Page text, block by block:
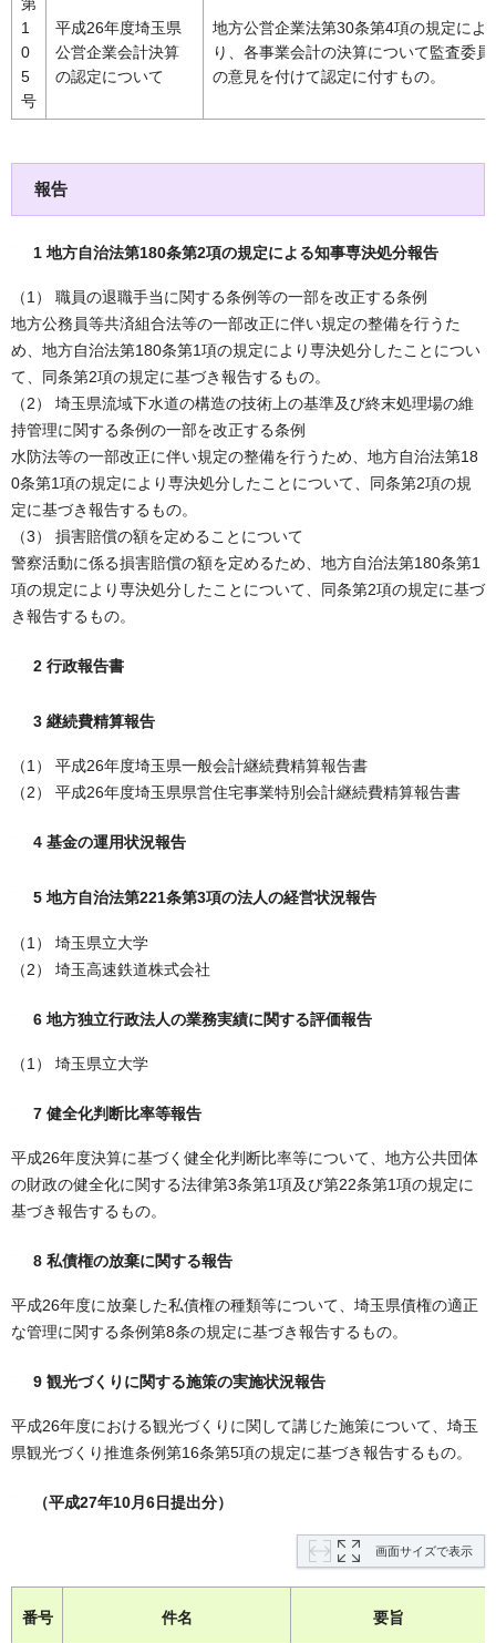
第
1
0
5
号
平成26年度埼玉県
公営企業会計決算
の認定について
地方公営企業法第30条第4項の規定によ
り、各事業会計の決算について監査委員
の意見を付けて認定に付すもの。
報告
1 地方自治法第180条第2項の規定による知事専決処分報告
（1） 職員の退職手当に関する条例等の一部を改正する条例
地方公務員等共済組合法等の一部改正に伴い規定の整備を行うた
め、地方自治法第180条第1項の規定により専決処分したことについ
て、同条第2項の規定に基づき報告するもの。
（2） 埼玉県流域下水道の構造の技術上の基準及び終末処理場の維
持管理に関する条例の一部を改正する条例
水防法等の一部改正に伴い規定の整備を行うため、地方自治法第18
0条第1項の規定により専決処分したことについて、同条第2項の規
定に基づき報告するもの。
（3） 損害賠償の額を定めることについて
警察活動に係る損害賠償の額を定めるため、地方自治法第180条第1
項の規定により専決処分したことについて、同条第2項の規定に基づ
き報告するもの。
2 行政報告書
3 継続費精算報告
（1） 平成26年度埼玉県一般会計継続費精算報告書
（2） 平成26年度埼玉県県営住宅事業特別会計継続費精算報告書
4 基金の運用状況報告
5 地方自治法第221条第3項の法人の経営状況報告
（1） 埼玉県立大学
（2） 埼玉高速鉄道株式会社
6 地方独立行政法人の業務実績に関する評価報告
（1） 埼玉県立大学
7 健全化判断比率等報告
平成26年度決算に基づく健全化判断比率等について、地方公共団体
の財政の健全化に関する法律第3条第1項及び第22条第1項の規定に
基づき報告するもの。
8 私債権の放棄に関する報告
平成26年度に放棄した私債権の種類等について、埼玉県債権の適正
な管理に関する条例第8条の規定に基づき報告するもの。
9 観光づくりに関する施策の実施状況報告
平成26年度における観光づくりに関して講じた施策について、埼玉
県観光づくり推進条例第16条第5項の規定に基づき報告するもの。
（平成27年10月6日提出分）
画面サイズで表示
番号 件名 要旨